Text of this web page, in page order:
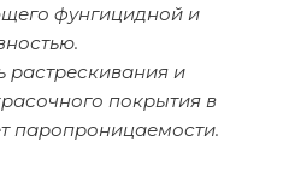
фунгицидной и
растрескивания и
покрытия в
паропроницаемости.